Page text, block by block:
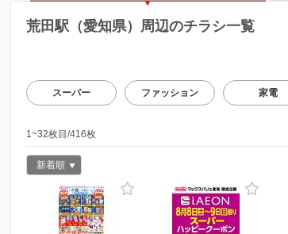
荒田駅（愛知県）周辺のチラシ一覧
スーパー ファッション 家電
1~32枚目/416枚
新着順